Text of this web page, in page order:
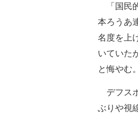
「国民
本ろうあ
名度を上
いていた
と悔やむ。
デフス
ぶりや視